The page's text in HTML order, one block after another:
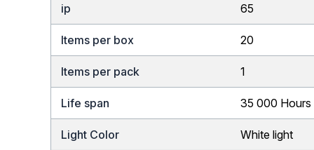
ip 65
Items per box 20
Items per pack 1
Life span 35 000 Hours
Light Color White light